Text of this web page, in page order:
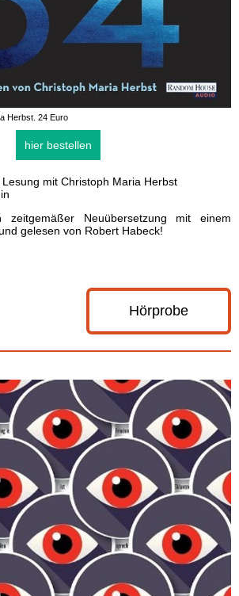
Herbst. 24 Euro
hier bestellen
mit Christoph Maria Herbst
zeitgemäßer Neuübersetzung mit einem
gelesen von Robert Habeck!
Hörprobe